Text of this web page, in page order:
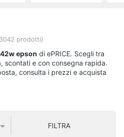
prodotti)
epson di ePRICE. Scegli tra
scontati e con consegna rapida.
consulta i prezzi e acquista
FILTRA